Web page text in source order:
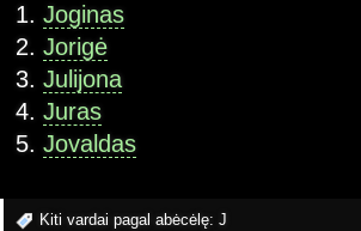
Joginas
Jorigė
Julijona
Juras
Jovaldas
Kiti vardai pagal abėcėlę: J